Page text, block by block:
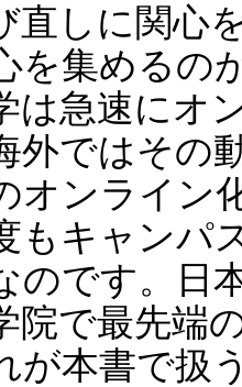
直しに関心
を集めるの
は急速にオ
外ではその
オンライン
もキャンパ
のです。日
院で最先端
本書で扱